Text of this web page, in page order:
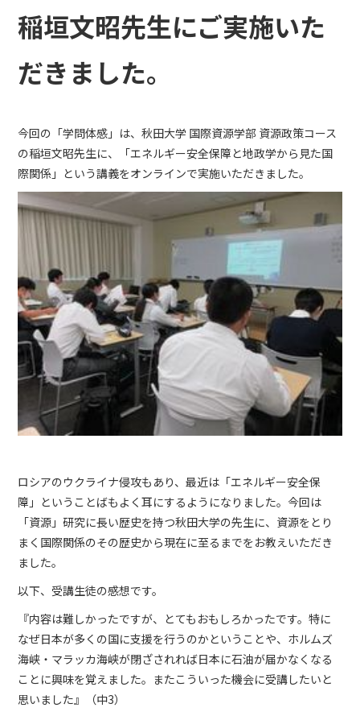
稲垣文昭先生にご実施いた
だきました。
今回の「学問体感」は、秋田大学 国際資源学部 資源政策コース
の稲垣文昭先生に、「エネルギー安全保障と地政学から見た国
際関係」という講義をオンラインで実施いただきました。
ロシアのウクライナ侵攻もあり、最近は「エネルギー安全保
障」ということばもよく耳にするようになりました。今回は
「資源」研究に長い歴史を持つ秋田大学の先生に、資源をとり
まく国際関係のその歴史から現在に至るまでをお教えいただき
ました。
以下、受講生徒の感想です。
『内容は難しかったですが、とてもおもしろかったです。特に
なぜ日本が多くの国に支援を行うのかということや、ホルムズ
海峡・マラッカ海峡が閉ざされれば日本に石油が届かなくなる
ことに興味を覚えました。またこういった機会に受講したいと
思いました』（中3）